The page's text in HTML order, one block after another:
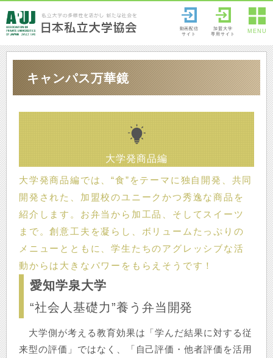
動画配信
サイト
加盟大学
専用サイト
MENU
キャンパス万華鏡
大学発商品編
大学発商品編では、“食”をテーマに独自開発、共同
開発された、加盟校のユニークかつ秀逸な商品を
紹介します。お弁当から加工品、そしてスイーツ
まで。創意工夫を凝らし、ボリュームたっぷりの
メニューとともに、学生たちのアグレッシブな活
動からは大きなパワーをもらえそうです！
愛知学泉大学
“社会人基礎力”養う弁当開発
大学側が考える教育効果は「学んだ結果に対する従
来型の評価」ではなく、「自己評価・他者評価を活用